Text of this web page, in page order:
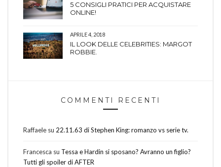
5 CONSIGLI PRATICI PER ACQUISTARE
ONLINE!
APRILE 4, 2018
IL LOOK DELLE CELEBRITIES: MARGOT
ROBBIE.
COMMENTI RECENTI
Raffaele su 22.11.63 di Stephen King: romanzo vs serie tv.
Francesca su Tessa e Hardin si sposano? Avranno un figlio?
Tutti gli spoiler di AFTER